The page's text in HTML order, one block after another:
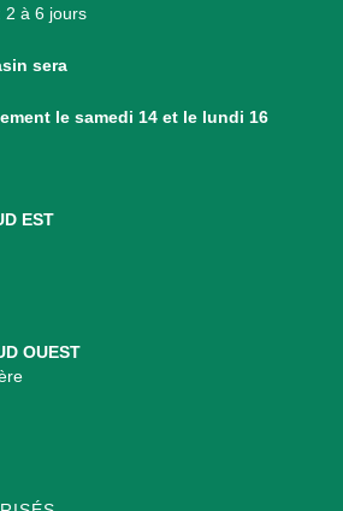
2 à 6 jours
sera
le samedi 14 et le lundi 16
EST
OUEST